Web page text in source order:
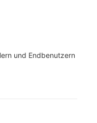
und Endbenutzern